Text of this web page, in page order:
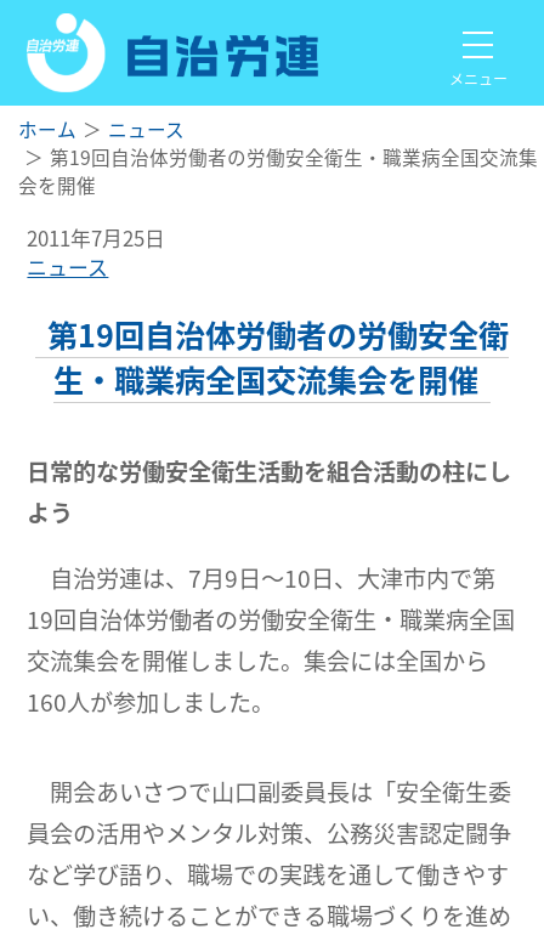
メニュー
ホーム
ニュース
第19回自治体労働者の労働安全衛生・職業病全国交流集
会を開催
2011年7月25日
ニュース
第19回自治体労働者の労働安全衛
生・職業病全国交流集会を開催
日常的な労働安全衛生活動を組合活動の柱にし
よう
自治労連は、7月9日～10日、大津市内で第
19回自治体労働者の労働安全衛生・職業病全国
交流集会を開催しました。集会には全国から
160人が参加しました。
開会あいさつで山口副委員長は「安全衛生委
員会の活用やメンタル対策、公務災害認定闘争
など学び語り、職場での実践を通して働きやす
い、働き続けることができる職場づくりを進め